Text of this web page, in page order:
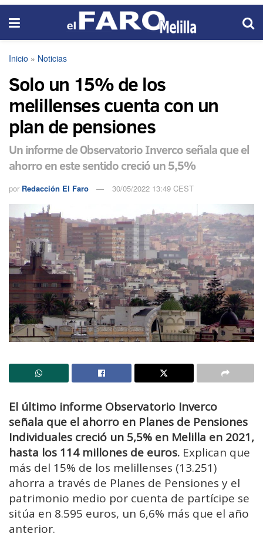
Inicio » Noticias
Solo un 15% de los
melillenses cuenta con un
plan de pensiones
Un informe de Observatorio Inverco señala que el
ahorro en este sentido creció un 5,5%
por Redacción El Faro 30/05/2022 13:49 CEST
El último informe Observatorio Inverco
señala que el ahorro en Planes de Pensiones
Individuales creció un 5,5% en Melilla en 2021,
hasta los 114 millones de euros. Explican que
más del 15% de los melillenses (13.251)
ahorra a través de Planes de Pensiones y el
patrimonio medio por cuenta de partícipe se
sitúa en 8.595 euros, un 6,6% más que el año
anterior.